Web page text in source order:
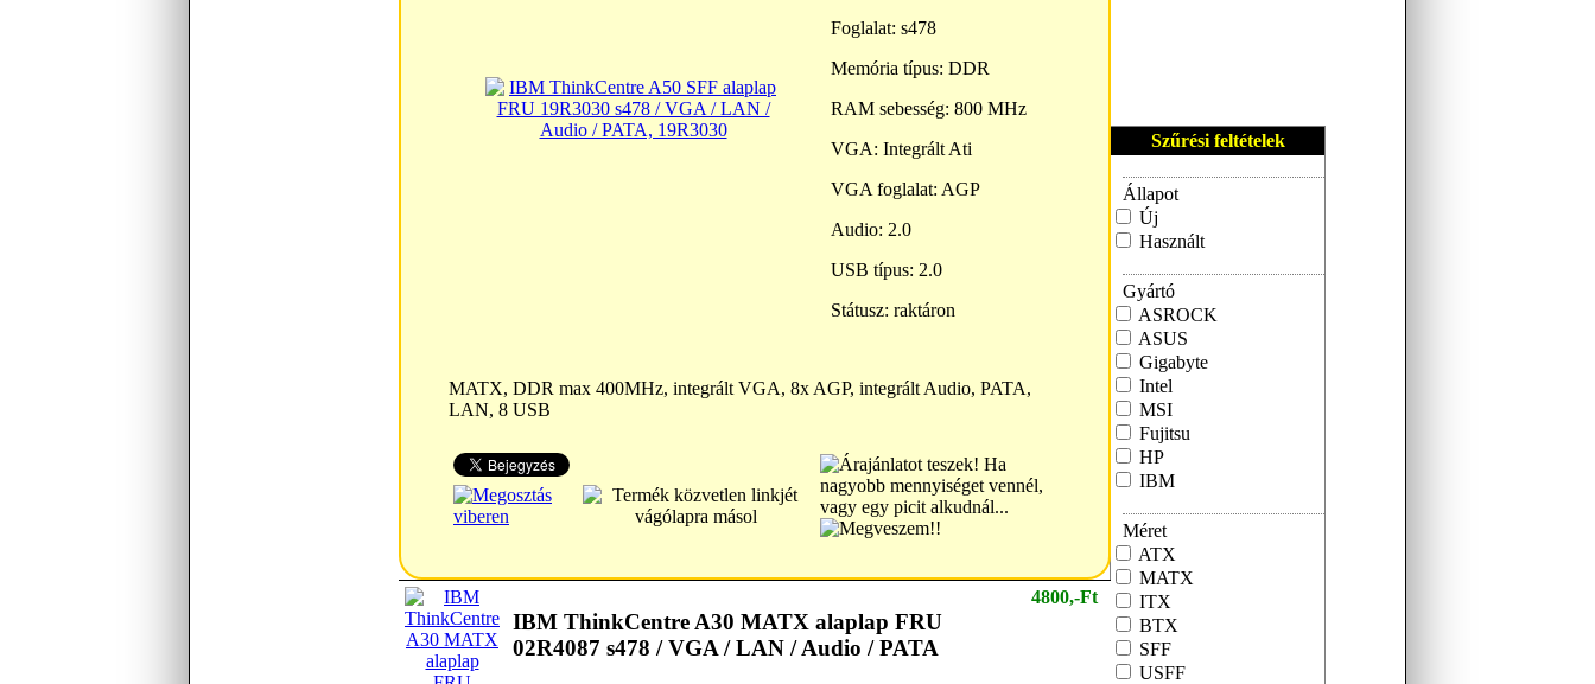
Foglalat: s478
Memória típus: DDR
RAM sebesség: 800 MHz
VGA: Integrált Ati
VGA foglalat: AGP
Audio: 2.0
USB típus: 2.0
Státusz: raktáron
MATX, DDR max 400MHz, integrált VGA, 8x AGP, integrált Audio, PATA,
LAN, 8 USB
IBM ThinkCentre A30 MATX alaplap FRU
02R4087 s478 / VGA / LAN / Audio / PATA
4800,-Ft
Szűrési feltételek
Állapot
Új
Használt
Gyártó
ASROCK
ASUS
Gigabyte
Intel
MSI
Fujitsu
HP
IBM
Méret
ATX
MATX
ITX
BTX
SFF
USFF